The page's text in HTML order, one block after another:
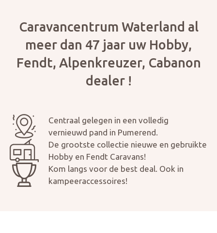
Caravancentrum Waterland al
meer dan 47 jaar uw Hobby,
Fendt, Alpenkreuzer, Cabanon
dealer !
Centraal gelegen in een volledig
vernieuwd pand in Pumerend.
De grootste collectie nieuwe en gebruikte
Hobby en Fendt Caravans!
Kom langs voor de best deal. Ook in
kampeeraccessoires!